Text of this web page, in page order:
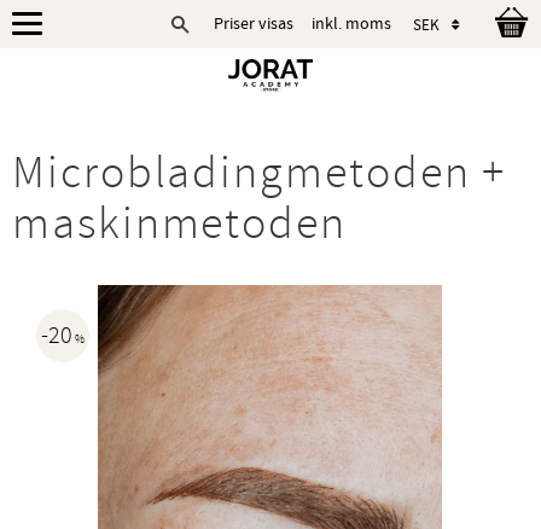
Priser visas inkl. moms
Microbladingmetoden +
maskinmetoden
20 %